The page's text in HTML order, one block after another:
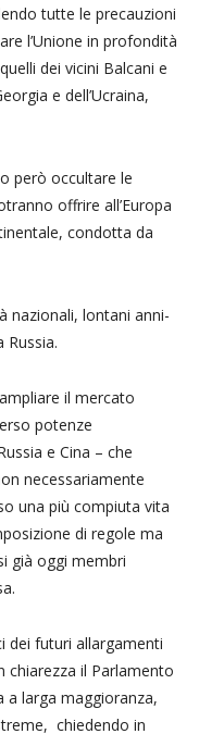
tutte le precauzioni
l’Unione in profondità
dei vicini Balcani e
e dell’Ucraina,
però occultare le
offrire all’Europa
condotta da
nazionali, lontani anni-
Russia.
il mercato
potenze
e Cina – che
necessariamente
una più compiuta vita
di regole ma
già oggi membri
dei futuri allargamenti
chiarezza il Parlamento
larga maggioranza,
chiedendo in